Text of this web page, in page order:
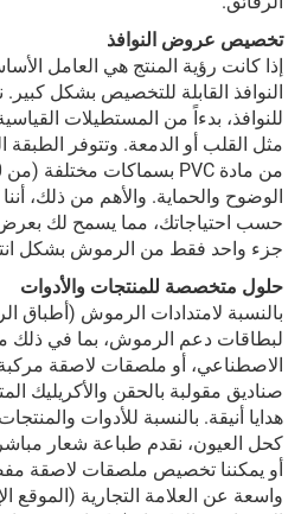
تخصيص عروض النوافذ
إذا كانت رؤية المنتج هي العامل
النوافذ القابلة للتخصيص بشكل
للنوافذ، بدءاً من المستطيلات
مثل القلب أو الدمعة. وتتوفر الطبقة
الوضوح والحماية. والأهم من ذلك،
حسب احتياجاتك، مما يسمح لك
جزء واحد فقط من الرموش بشكل
حلول متخصصة للمنتجات والأدوات
بالنسبة لامتدادات الرموش (أطباق
لبطاقات دعم الرموش، بما في ذلك
الاصطناعي، أو ملصقات لاصقة
صناديق مقولبة بالحقن والأكريليك
هدايا أنيقة. بالنسبة للأدوات
كحل العيون، نقدم طباعة شعار
أو يمكننا تخصيص ملصقات لاصقة
واسعة عن العلامة التجارية (الموقع